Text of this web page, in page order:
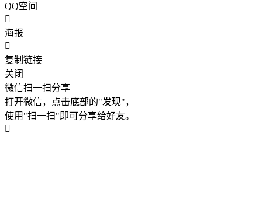
QQ空间
海报
复制链接
关闭
微信扫一扫分享
打开微信，点击底部的"发现"，
使用"扫一扫"即可分享给好友。